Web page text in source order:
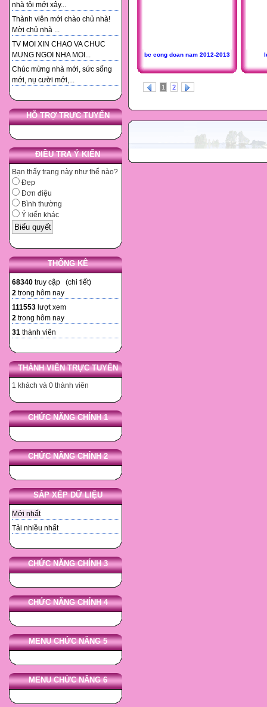
nhà tôi mới xây...
Thành viên mới chào chủ nhà!
Mời chủ nhà ...
TV MOI XIN CHAO VA CHUC
MUNG NGOI NHA MOI...
Chúc mừng nhà mới, sức sống
mới, nụ cười mới,...
HỖ TRỢ TRỰC TUYẾN
ĐIỀU TRA Ý KIẾN
Bạn thấy trang này như thế nào?
Đẹp
Đơn điệu
Bình thường
Ý kiến khác
THỐNG KÊ
68340 truy cập (chi tiết)
2 trong hôm nay
111553 lượt xem
2 trong hôm nay
31 thành viên
THÀNH VIÊN TRỰC TUYẾN
1 khách và 0 thành viên
CHỨC NĂNG CHÍNH 1
CHỨC NĂNG CHÍNH 2
SẮP XẾP DỮ LIỆU
Mới nhất
Tải nhiều nhất
CHỨC NĂNG CHÍNH 3
CHỨC NĂNG CHÍNH 4
MENU CHỨC NĂNG 5
MENU CHỨC NĂNG 6
bc cong doan nam 2012-2013
1 2